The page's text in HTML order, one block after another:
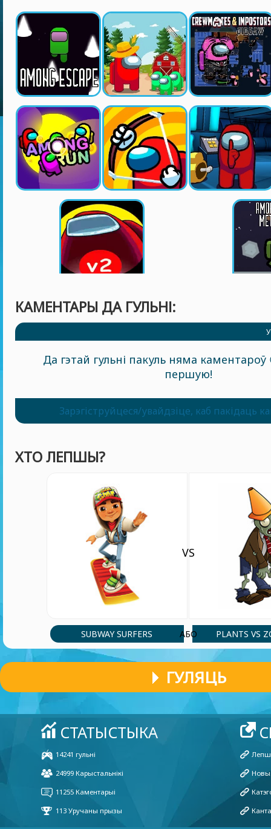
КАМЕНТАРЫ ДА ГУЛЬНІ:
Да гэтай гульні пакуль няма каментароў
першую!
Зарэгіструйцеся/увайдзіце, каб пакідаць
ХТО ЛЕПШЫ?
SUBWAY SURFERS
VS
АБО PLANTS VS
ГУЛЯЦЬ